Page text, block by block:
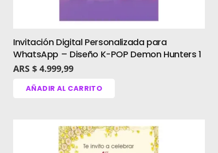
Invitación Digital Personalizada para
WhatsApp – Diseño K-POP Demon Hunters 1
ARS $ 4.999,99
AÑADIR AL CARRITO